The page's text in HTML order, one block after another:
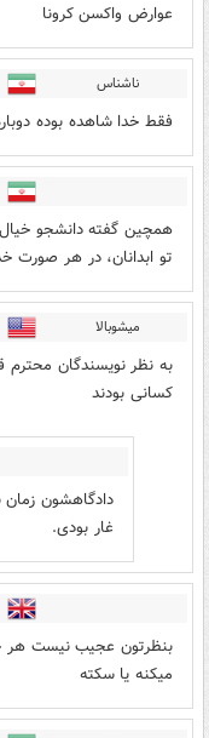
عوارض واکسن کرونا
ناشناس
فقط خدا شاهده بوده
همچین گفته دانشجو خیال
تو ابدانان، در هر صورت
میشوبالا
به نظر نویسندگان
کسانی بودند
دادگاهشون زمان
غار بودی.
بنظرتون عجیب نیست هر
میکنه یا سکته